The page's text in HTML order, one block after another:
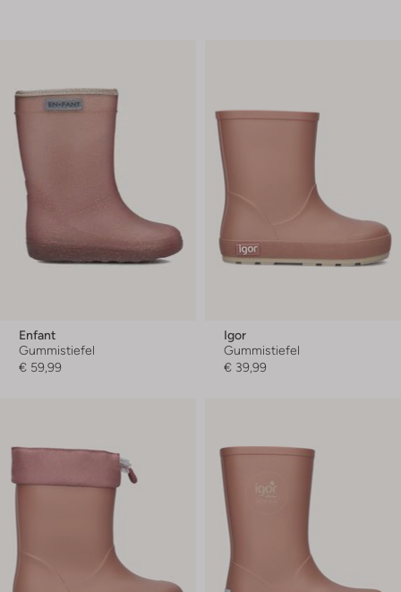
Enfant
Gummistiefel
€ 59,99
Igor
Gummistiefel
€ 39,99